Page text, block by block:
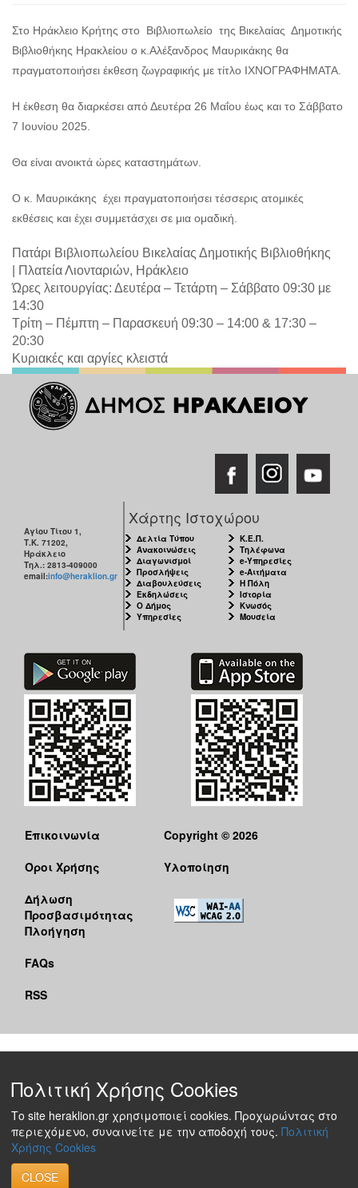
Στο Ηράκλειο Κρήτης στο Βιβλιοπωλείο της Βικελαίας Δημοτικής
Βιβλιοθήκης Ηρακλείου ο κ.Αλέξανδρος Μαυρικάκης θα
πραγματοποιήσει έκθεση ζωγραφικής με τίτλο ΙΧΝΟΓΡΑΦΗΜΑΤΑ.
Η έκθεση θα διαρκέσει από Δευτέρα 26 Μαΐου έως και το Σάββατο
7 Ιουνίου 2025.
Θα είναι ανοικτά ώρες καταστημάτων.
Ο κ. Μαυρικάκης έχει πραγματοποιήσει τέσσερις ατομικές
εκθέσεις και έχει συμμετάσχει σε μια ομαδική.
Πατάρι Βιβλιοπωλείου Βικελαίας Δημοτικής Βιβλιοθήκης
Πλατεία Λιονταριών, Ηράκλειο
Ώρες λειτουργίας: Δευτέρα – Τετάρτη – Σάββατο 09:30 με
14:30
Τρίτη – Πέμπτη – Παρασκευή 09:30 – 14:00 & 17:30 –
20:30
Κυριακές και αργίες κλειστά
Αγίου Τίτου 1,
Τ.Κ. 71202,
Ηράκλειο
Τηλ.: 2813-409000
email:info@heraklion.gr
Χάρτης Ιστοχώρου
Δελτία Τύπου
Ανακοινώσεις
Διαγωνισμοί
Προσλήψεις
Διαβουλεύσεις
Εκδηλώσεις
Ο Δήμος
Υπηρεσίες
Κ.Ε.Π.
Τηλέφωνα
e-Υπηρεσίες
e-Αιτήματα
Η Πόλη
Ιστορία
Κνωσός
Μουσεία
Επικοινωνία
Όροι Χρήσης
Δήλωση
Προσβασιμότητας
Πλοήγηση
FAQs
RSS
Copyright © 2026
Υλοποίηση
Πολιτική Χρήσης Cookies
Το site heraklion.gr χρησιμοποιεί cookies. Προχωρώντας στο
περιεχόμενο, συναινείτε με την αποδοχή τους. Πολιτική
Χρήσης Cookies
CLOSE